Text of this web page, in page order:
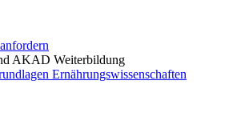
AKAD Weiterbildung
Ernährungswissenschaften